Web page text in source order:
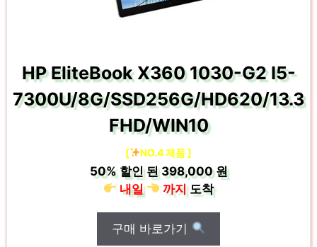
HP EliteBook X360 1030-G2 I5-
7300U/8G/SSD256G/HD620/13.3
FHD/WIN10
[ NO.4 제품 ]
50%할인 된398,000 원
내일
까지도착
구매 바로가기